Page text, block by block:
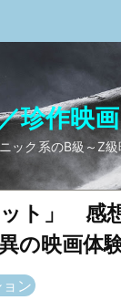
珍作映
ック系のB級～Z
ット」 感
の映画体
ン